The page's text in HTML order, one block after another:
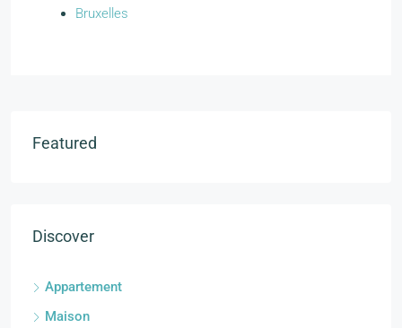
Bruxelles
Featured
Discover
Appartement
Maison